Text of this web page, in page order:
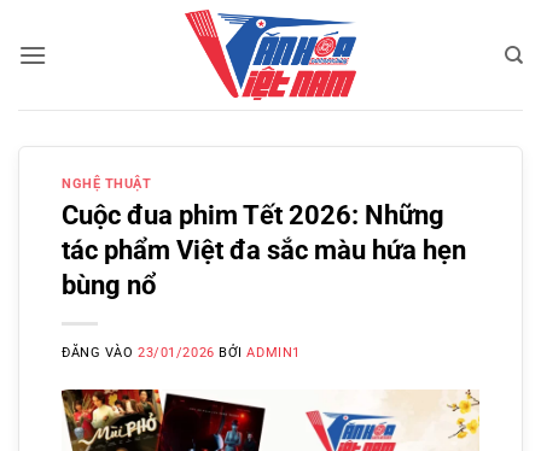
qua
dung
NGHỆ THUẬT
Cuộc đua phim Tết 2026: Những
tác phẩm Việt đa sắc màu hứa hẹn
bùng nổ
ĐĂNG VÀO23/01/2026 BỞIADMIN1